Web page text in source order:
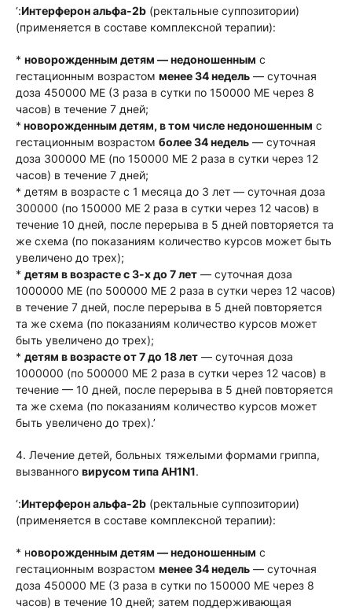
‘:Интерферон альфа-2b (ректальные суппозитории)
(применяется в составе комплексной терапии):
* новорожденным детям — недоношенным с
гестационным возрастом менее 34 недель — суточная
доза 450000 МЕ (3 раза в сутки по 150000 МЕ через 8
часов) в течение 7 дней;
* новорожденным детям, в том числе недоношенным с
гестационным возрастом более 34 недель — суточная
доза 300000 МЕ (по 150000 МЕ 2 раза в сутки через 12
часов) в течение 7 дней;
* детям в возрасте с 1 месяца до 3 лет — суточная доза
300000 (по 150000 МЕ 2 раза в сутки через 12 часов) в
течение 10 дней, после перерыва в 5 дней повторяется та
же схема (по показаниям количество курсов может быть
увеличено до трех);
* детям в возрасте с 3-х до 7 лет — суточная доза
1000000 МЕ (по 500000 МЕ 2 раза в сутки через 12 часов)
в течение 7 дней, после перерыва в 5 дней повторяется
та же схема (по показаниям количество курсов может
быть увеличено до трех);
* детям в возрасте от 7 до 18 лет — суточная доза
1000000 (по 500000 МЕ 2 раза в сутки через 12 часов) в
течение — 10 дней, после перерыва в 5 дней повторяется
та же схема (по показаниям количество курсов может
быть увеличено до трех).’
4. Лечение детей, больных тяжелыми формами гриппа,
вызванного вирусом типа АH1N1.
‘:Интерферон альфа-2b (ректальные суппозитории)
(применяется в составе комплексной терапии):
* новорожденным детям — недоношенным с
гестационным возрастом менее 34 недель — суточная
доза 450000 МЕ (3 раза в сутки по 150000 МЕ через 8
часов) в течение 10 дней; затем поддерживающая